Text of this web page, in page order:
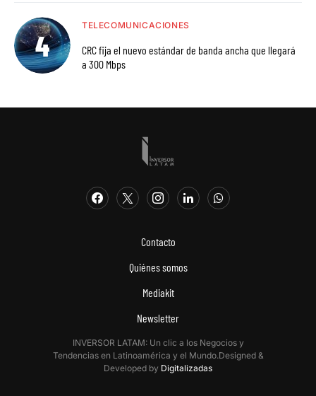
TELECOMUNICACIONES
CRC fija el nuevo estándar de banda ancha que llegará
a 300 Mbps
Contacto
Quiénes somos
Mediakit
Newsletter
INVERSOR LATAM: Un clic a los Negocios y
Tendencias en Latinoamérica y el Mundo.Designed &
Developed by Digitalizadas